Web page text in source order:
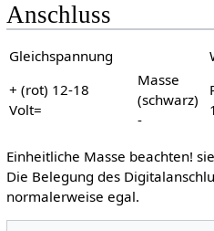
Anschluss
Gleichspannung
+ (rot) 12-18
Volt=
Masse
(schwarz)
-
Einheitliche Masse beachten!
Die Belegung des
normalerweise egal.